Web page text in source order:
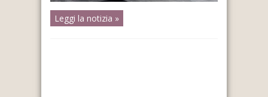
Leggi la notizia »